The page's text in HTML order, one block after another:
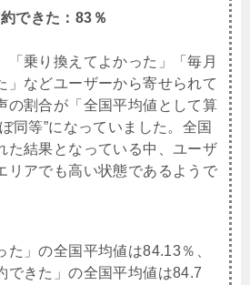
できた：83％
「乗り換えてよかった」「毎月
」などユーザーから寄せられて
の割合が「全国平均値として算
同等”になっていました。全国
た結果となっている中、ユーザ
リアでも高い状態であるようで
た」の全国平均値は84.13％、
できた」の全国平均値は84.7